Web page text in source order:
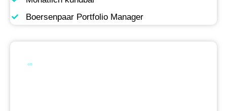
Boersenpaar Portfolio Manager